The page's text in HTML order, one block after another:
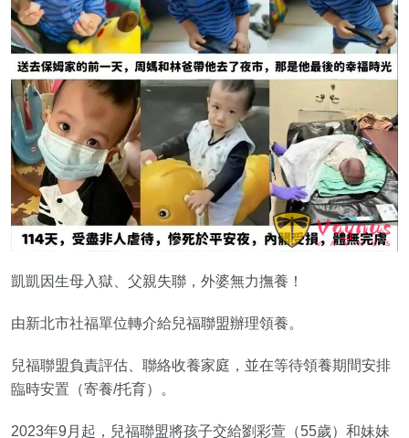
凱凱因生母入獄、父親失聯，外婆無力撫養！
由新北市社福單位轉介給兒福聯盟辦理領養。
兒福聯盟負責評估、聯絡收養家庭，並在等待領養期間安排
臨時安置（寄養/托育）。
2023年9月起，兒福聯盟將孩子交給劉彩萱（55歲）和妹妹